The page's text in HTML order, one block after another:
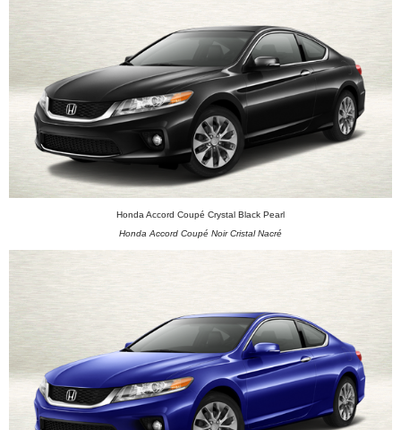
Honda Accord Coupé Crystal Black Pearl
Honda Accord Coupé Noir Cristal Nacré